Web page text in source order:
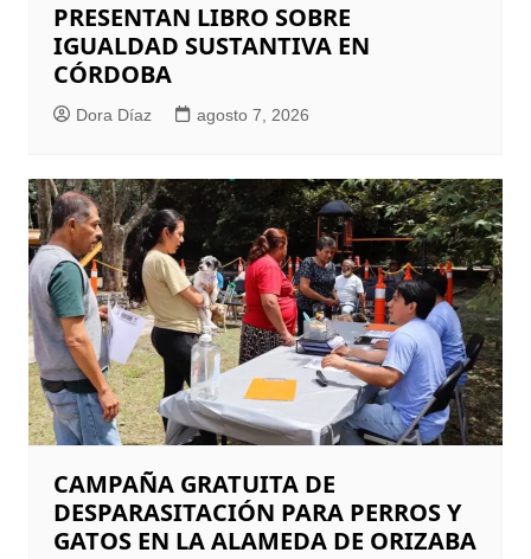
PRESENTAN LIBRO SOBRE
IGUALDAD SUSTANTIVA EN
CÓRDOBA
Dora Díaz agosto 7, 2026
CAMPAÑA GRATUITA DE
DESPARASITACIÓN PARA PERROS Y
GATOS EN LA ALAMEDA DE ORIZABA